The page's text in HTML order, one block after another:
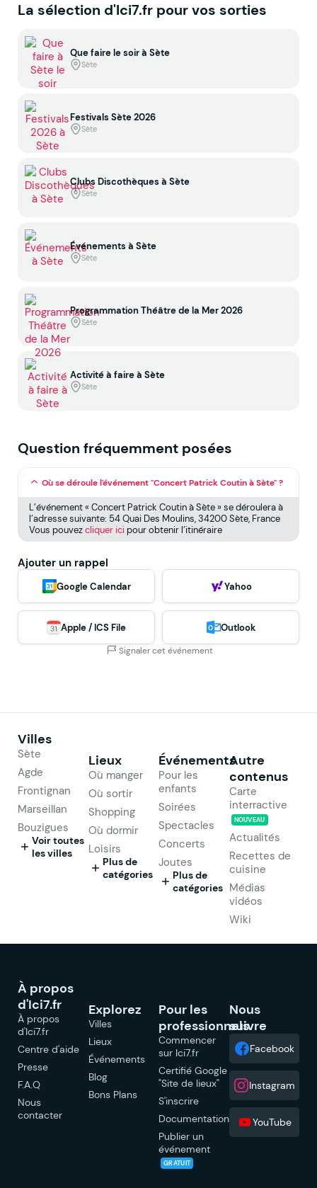
La sélection d'Ici7.fr pour vos sorties
Que faire le soir à Sète
Sète
Festivals Sète 2026
Sète
Clubs Discothèques à Sète
Sète
Événements à Sète
Sète
Programmation Théâtre de la Mer 2026
Sète
Activité à faire à Sète
Sète
Question fréquemment posées
Où se déroule l'événement "Concert Patrick Coutin à Sète" ?
L’événement « Concert Patrick Coutin à Sète » se déroulera à
l’adresse suivante: 54 Quai Des Moulins, 34200 Sète, France
Vous pouvezcliquer icipour obtenir l’itinéraire
Ajouter un rappel
Google Calendar Yahoo
Apple / ICS File Outlook
Signaler cet événement
Villes
Sète
Agde
Frontignan
Marseillan
Bouzigues
Voir toutes
les villes
Lieux
Où manger
Où sortir
Shopping
Où dormir
Loisirs
Plus de
catégories
Événements
Pour les
enfants
Soirées
Spectacles
Concerts
Joutes
Plus de
catégories
Autre
contenus
Carte
interractive
NOUVEAU
Actualités
Recettes de
cuisine
Médias
vidéos
Wiki
À propos
d'Ici7.fr
À propos
d'Ici7.fr
Centre d'aide
Presse
F.A.Q
Nous
contacter
Explorez
Villes
Lieux
Événements
Blog
Bons Plans
Pour les
professionnels
Commencer
sur Ici7.fr
Certifié Google
"Site de lieux"
S'inscrire
Documentation
Publier un
événement
GRATUIT
Nous
suivre
Facebook
Instagram
YouTube